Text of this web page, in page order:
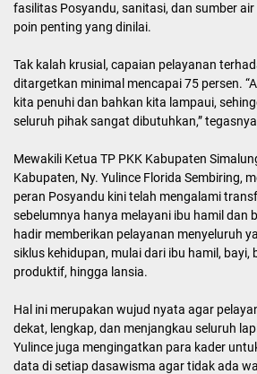
fasilitas Posyandu, sanitasi, dan sumber
poin penting yang dinilai.
Tak kalah krusial, capaian pelayanan
ditargetkan minimal mencapai 75 persen.
kita penuhi dan bahkan kita lampaui,
seluruh pihak sangat dibutuhkan,”
Mewakili Ketua TP PKK Kabupaten
Kabupaten, Ny. Yulince Florida Sembiring,
peran Posyandu kini telah mengalami
sebelumnya hanya melayani ibu hamil dan
hadir memberikan pelayanan menyeluruh
siklus kehidupan, mulai dari ibu hamil, bayi,
produktif, hingga lansia.
Hal ini merupakan wujud nyata agar
dekat, lengkap, dan menjangkau seluruh
Yulince juga mengingatkan para kader
data di setiap dasawisma agar tidak ada